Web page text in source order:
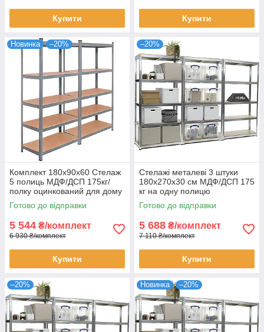
Купити Купити
Новинка –20%
Комплект 180х90х60 Стелаж
5 полиць МДФ/ДСП 175кг/
полку оцинкований для дому
офісу склад 2 штуки
Готово до відправки
5 544 ₴/комплект
6 930 ₴/комплект
Купити
–20%
Стелажі металеві 3 штуки
180х270х30 см МДФ/ДСП 175
кг на одну полицю
оцинковані 15 полиць
комплект для зберігання
Готово до відправки
5 688 ₴/комплект
7 110 ₴/комплект
Купити
–20% Новинка –20%